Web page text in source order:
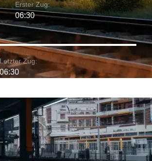
Erster Zug:
06:30
Letzter Zug:
06:30